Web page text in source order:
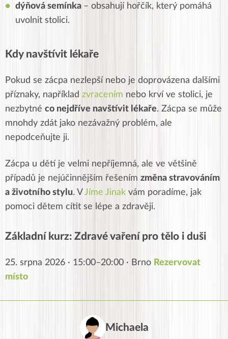
dýňová semínka – obsahují hořčík, který pomáhá
uvolnit stolici.
Kdy navštívit lékaře
Pokud se zácpa nezlepší nebo je doprovázena dalšími
příznaky, například zvracením nebo krví ve stolici, je
nezbytné co nejdříve navštívit lékaře. Zácpa se může
mnohdy zdát jako nezávažný problém, ale
nepodceňujte ji.
Zácpa u dětí je velmi nepříjemná, ale ve většině
případů je nejúčinnějším řešením změna stravováním
a životního stylu. VJíme Jinak vám poradíme, jak
pomoci dětem cítit se lépe a zdravěji.
Základní kurz: Zdravé vaření pro tělo i duši
25. srpna 2026 · 15:00–20:00 · Brno Rezervovat
místo
Michaela